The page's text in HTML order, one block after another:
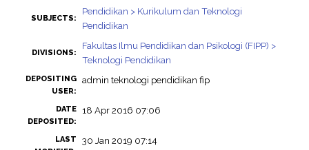
SUBJECTS:
Pendidikan > Kurikulum dan Teknologi
Pendidikan
DIVISIONS:
Fakultas Ilmu Pendidikan dan Psikologi (FIPP) >
Teknologi Pendidikan
DEPOSITING
USER:
admin teknologi pendidikan fip
DATE
DEPOSITED:
18 Apr 2016 07:06
LAST
30 Jan 2019 07:14